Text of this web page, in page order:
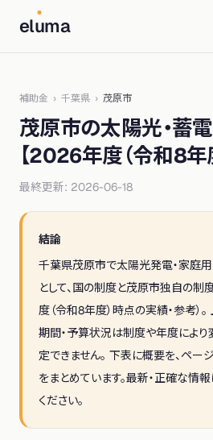
eluma
補助金 › 千葉県 › 茂原市
茂原市の太陽光・蓄
【2026年度（令和8年
最終更新: 2026-06-18
結論
千葉県茂原市で太陽光発電・家庭
として、国の制度と茂原市独自の制
度（令和8年度） 時点の実績・参考）
期間・予算状況は制度や年度により
定できません。 下表に概要を、ペ
をまとめています。最新・正確な情
ください。